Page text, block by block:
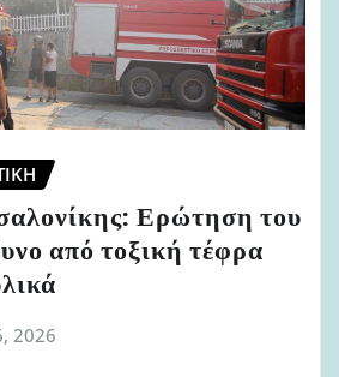
Ερώτηση του
από τοξική τέφρα
2026